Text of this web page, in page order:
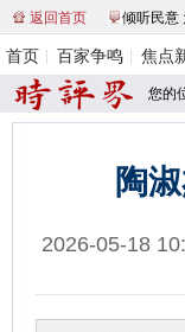
返回首页 倾听民意
首页 百家争鸣 焦点
您的
陶
2026-05-18